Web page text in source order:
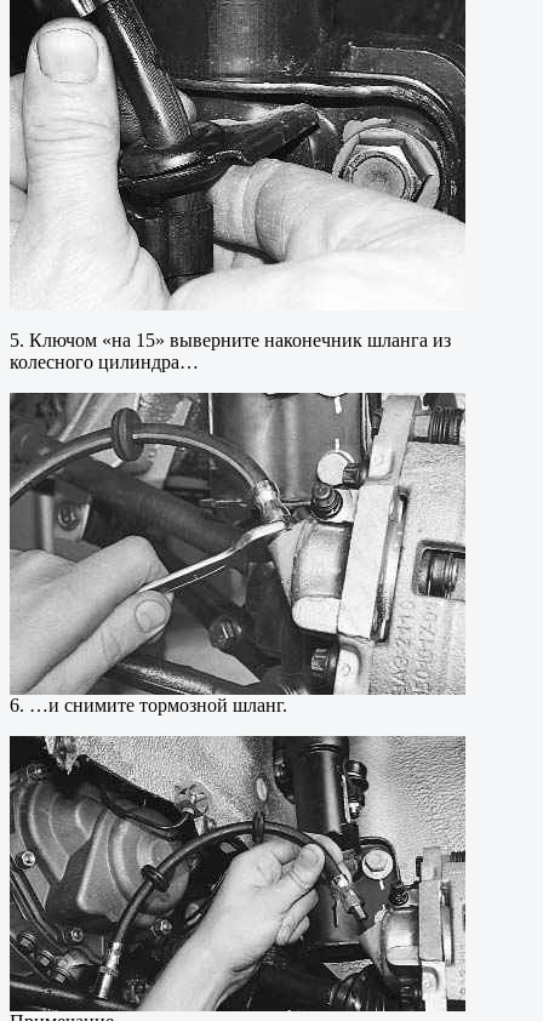
5. Ключом «на 15» выверните наконечник шланга из
колесного цилиндра…
6. …и снимите тормозной шланг.